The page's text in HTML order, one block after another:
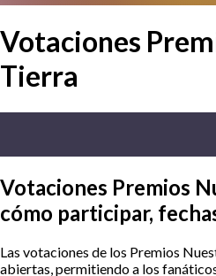
Votaciones
Tierra
Votaciones Premios
cómo participar,
Las votaciones de los Premios
abiertas, permitiendo a los